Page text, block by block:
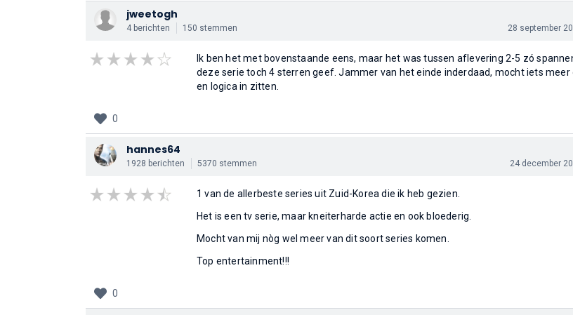
jweetogh
4 berichten 150 stemmen 28 september
Ik ben het met bovenstaande eens, maar het was tussen aflevering 2-5 zó
deze serie toch 4 sterren geef. Jammer van het einde inderdaad, mocht iets meer
en logica in zitten.
0
hannes64
1928 berichten 5370 stemmen 24 december
1 van de allerbeste series uit Zuid-Korea die ik heb gezien.
Het is een tv serie, maar kneiterharde actie en ook bloederig.
Mocht van mij nòg wel meer van dit soort series komen.
Top entertainment!!!
0